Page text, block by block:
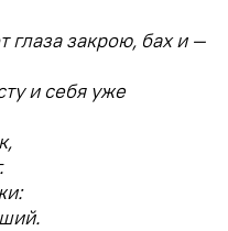
глаза закрою, бах и —
и себя уже